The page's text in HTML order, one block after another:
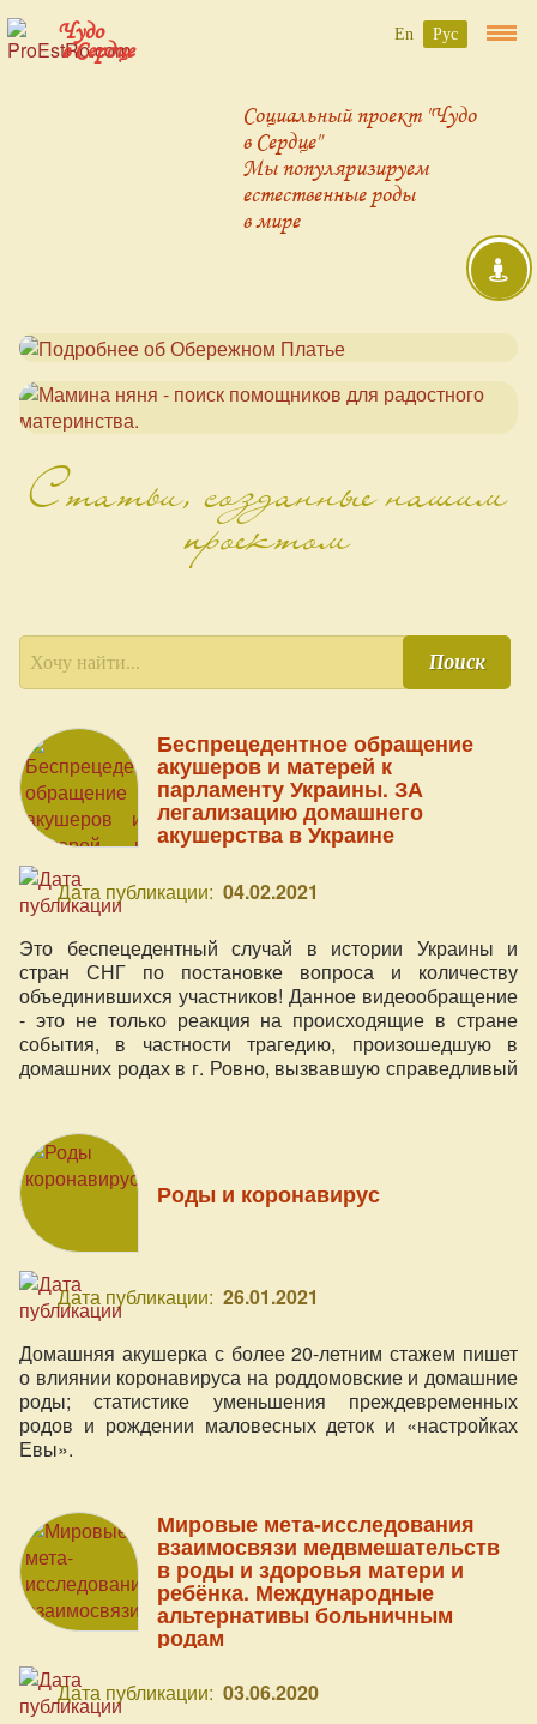
Чудо
в Сердце
Социальный проект "Чудо
в Сердце"
Мы популяризируем
естественные роды
в мире
Статьи, созданные нашим
проектом
Поиск
Беспрецедентное обращение
акушеров и матерей к
парламенту Украины. ЗА
легализацию домашнего
акушерства в Украине
Дата публикации: 04.02.2021
Это беспецедентный случай в истории Украины и
стран СНГ по постановке вопроса и количеству
объединившихся участников! Данное видеообращение
- это не только реакция на происходящие в стране
события, в частности трагедию, произошедшую в
домашних родах в г. Ровно, вызвавшую справедливый
требует к себе внимания и решения в МОЗ.
Роды и коронавирус
Дата публикации: 26.01.2021
Домашняя акушерка с более 20-летним стажем пишет
о влиянии коронавируса на роддомовские и домашние
роды; статистике уменьшения преждевременных
родов и рождении маловесных деток и «настройках
Евы».
Мировые мета-исследования
взаимосвязи медвмешательств
в роды и здоровья матери и
ребёнка. Международные
альтернативы больничным
родам
Дата публикации: 03.06.2020
En Рус